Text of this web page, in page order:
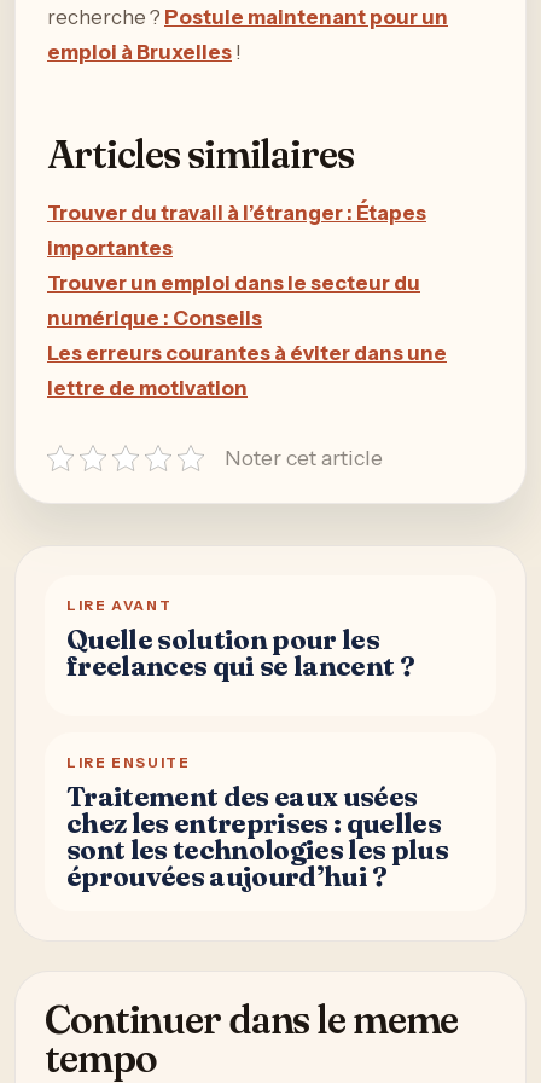
recherche ? Postule maintenant pour un
emploi à Bruxelles !
Articles similaires
Trouver du travail à l’étranger : Étapes
importantes
Trouver un emploi dans le secteur du
numérique : Conseils
Les erreurs courantes à éviter dans une
lettre de motivation
Noter cet article
LIRE AVANT
Quelle solution pour les
freelances qui se lancent ?
LIRE ENSUITE
Traitement des eaux usées
chez les entreprises : quelles
sont les technologies les plus
éprouvées aujourd’hui ?
Continuer dans le meme
tempo